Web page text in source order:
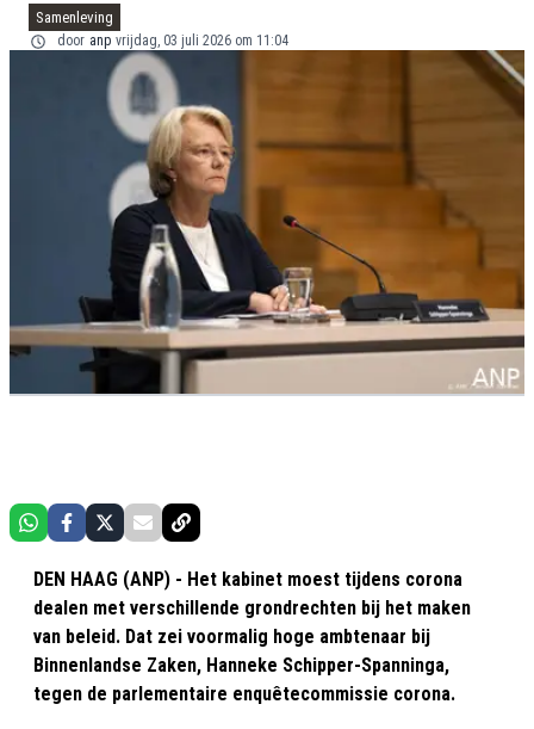
Samenleving
door anp vrijdag, 03 juli 2026 om 11:04
DEN HAAG (ANP) - Het kabinet moest tijdens corona
dealen met verschillende grondrechten bij het maken
van beleid. Dat zei voormalig hoge ambtenaar bij
Binnenlandse Zaken, Hanneke Schipper-Spanninga,
tegen de parlementaire enquêtecommissie corona.